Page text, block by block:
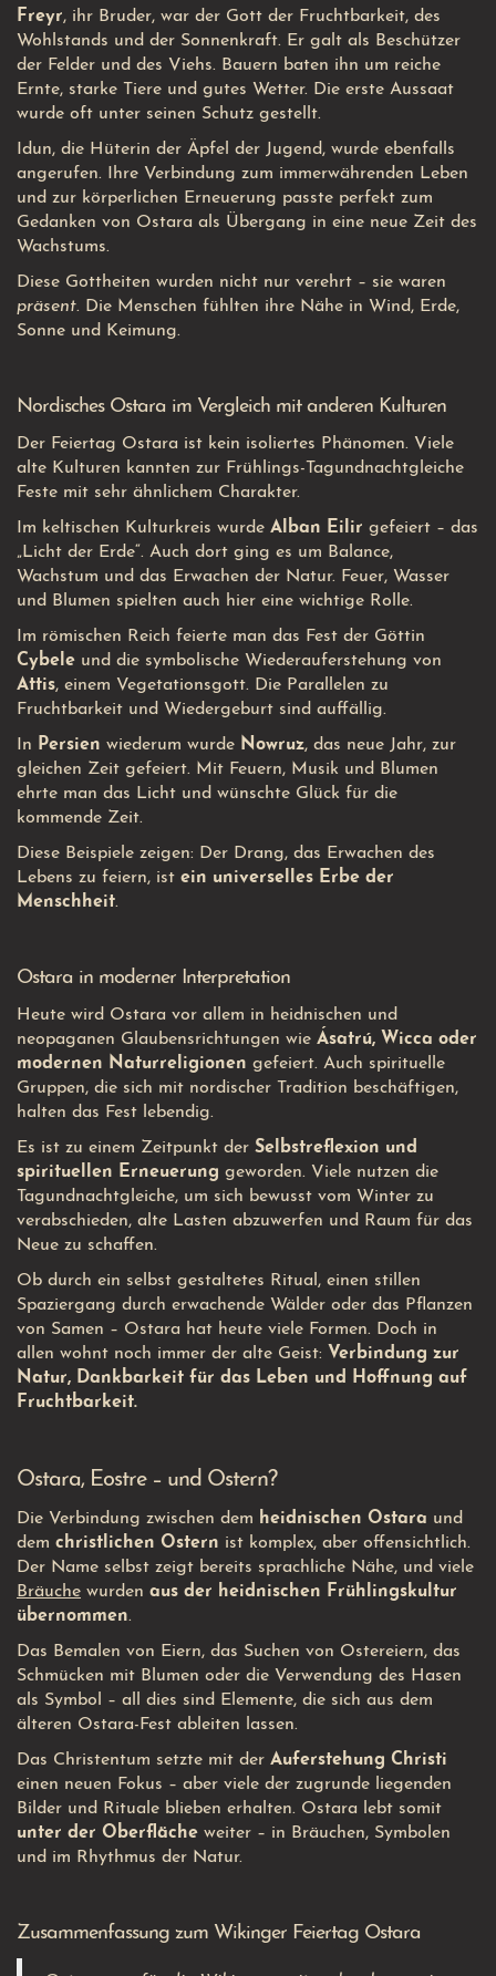
Freyr, ihr Bruder, war der Gott der Fruchtbarkeit, des
Wohlstands und der Sonnenkraft. Er galt als Beschützer
der Felder und des Viehs. Bauern baten ihn um reiche
Ernte, starke Tiere und gutes Wetter. Die erste Aussaat
wurde oft unter seinen Schutz gestellt.
Idun, die Hüterin der Äpfel der Jugend, wurde ebenfalls
angerufen. Ihre Verbindung zum immerwährenden Leben
und zur körperlichen Erneuerung passte perfekt zum
Gedanken von Ostara als Übergang in eine neue Zeit des
Wachstums.
Diese Gottheiten wurden nicht nur verehrt – sie waren
präsent. Die Menschen fühlten ihre Nähe in Wind, Erde,
Sonne und Keimung.
Nordisches Ostara im Vergleich mit anderen Kulturen
Der Feiertag Ostara ist kein isoliertes Phänomen. Viele
alte Kulturen kannten zur Frühlings-Tagundnachtgleiche
Feste mit sehr ähnlichem Charakter.
Im keltischen Kulturkreis wurde Alban Eilir gefeiert – das
„Licht der Erde“. Auch dort ging es um Balance,
Wachstum und das Erwachen der Natur. Feuer, Wasser
und Blumen spielten auch hier eine wichtige Rolle.
Im römischen Reich feierte man das Fest der Göttin
Cybele und die symbolische Wiederauferstehung von
Attis, einem Vegetationsgott. Die Parallelen zu
Fruchtbarkeit und Wiedergeburt sind auffällig.
In Persien wiederum wurde Nowruz, das neue Jahr, zur
gleichen Zeit gefeiert. Mit Feuern, Musik und Blumen
ehrte man das Licht und wünschte Glück für die
kommende Zeit.
Diese Beispiele zeigen: Der Drang, das Erwachen des
Lebens zu feiern, ist ein universelles Erbe der
Menschheit.
Ostara in moderner Interpretation
Heute wird Ostara vor allem in heidnischen und
neopaganen Glaubensrichtungen wie Ásatrú, Wicca oder
modernen Naturreligionen gefeiert. Auch spirituelle
Gruppen, die sich mit nordischer Tradition beschäftigen,
halten das Fest lebendig.
Es ist zu einem Zeitpunkt der Selbstreflexion und
spirituellen Erneuerung geworden. Viele nutzen die
Tagundnachtgleiche, um sich bewusst vom Winter zu
verabschieden, alte Lasten abzuwerfen und Raum für das
Neue zu schaffen.
Ob durch ein selbst gestaltetes Ritual, einen stillen
Spaziergang durch erwachende Wälder oder das Pflanzen
von Samen – Ostara hat heute viele Formen. Doch in
allen wohnt noch immer der alte Geist: Verbindung zur
Natur, Dankbarkeit für das Leben und Hoffnung auf
Fruchtbarkeit.
Ostara, Eostre – und Ostern?
Die Verbindung zwischen dem heidnischen Ostara und
dem christlichen Ostern ist komplex, aber offensichtlich.
Der Name selbst zeigt bereits sprachliche Nähe, und viele
Bräuche wurden aus der heidnischen Frühlingskultur
übernommen.
Das Bemalen von Eiern, das Suchen von Ostereiern, das
Schmücken mit Blumen oder die Verwendung des Hasen
als Symbol – all dies sind Elemente, die sich aus dem
älteren Ostara-Fest ableiten lassen.
Das Christentum setzte mit der Auferstehung Christi
einen neuen Fokus – aber viele der zugrunde liegenden
Bilder und Rituale blieben erhalten. Ostara lebt somit
unter der Oberfläche weiter – in Bräuchen, Symbolen
und im Rhythmus der Natur.
Zusammenfassung zum Wikinger Feiertag Ostara